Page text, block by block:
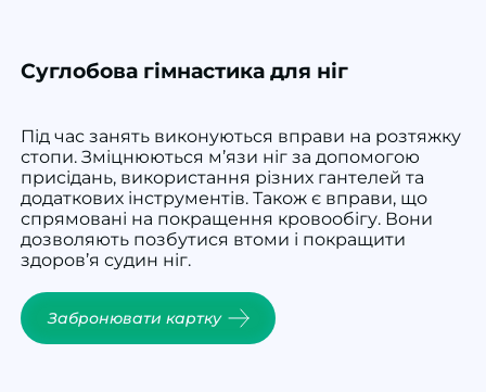
Суглобова гімнастика для ніг
Під час занять виконуються вправи на розтяжку
стопи. Зміцнюються м’язи ніг за допомогою
присідань, використання різних гантелей та
додаткових інструментів. Також є вправи, що
спрямовані на покращення кровообігу. Вони
дозволяють позбутися втоми і покращити
здоров’я судин ніг.
Забронювати картку